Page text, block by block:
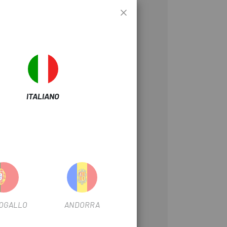
ITALIANO
ANDORRA